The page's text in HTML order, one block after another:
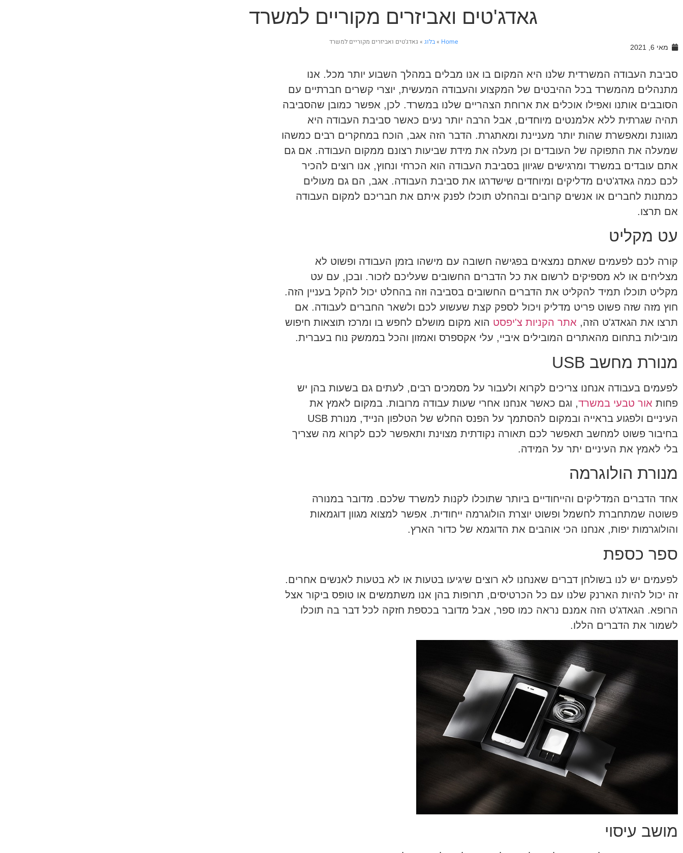
גאדג'טים ואביזרים מקוריים למשרד
Home
»בלוג » גאדג'טים ואביזרים מקוריים למשרד
מאי 6, 2021
סביבת העבודה המשרדית שלנו היא המקום בו אנו מבלים במהלך השבוע יותר מכל. אנו
מתנהלים מהמשרד בכל ההיבטים של המקצוע והעבודה המעשית, יוצרי קשרים חברתיים עם
הסובבים אותנו ואפילו אוכלים את ארוחת הצהריים שלנו במשרד. לכן, אפשר כמובן שהסביבה
תהיה שגרתית ללא אלמנטים מיוחדים, אבל הרבה יותר נעים כאשר סביבת העבודה היא
מגוונת ומאפשרת שהות יותר מעניינת ומאתגרת. הדבר הזה אגב, הוכח במחקרים רבים כמשהו
שמעלה את התפוקה של העובדים וכן מעלה את מידת שביעות רצונם ממקום העבודה. אם גם
אתם עובדים במשרד ומרגישים שגיוון בסביבת העבודה הוא הכרחי ונחוץ, אנו רוצים להכיר
לכם כמה גאדג'טים מדליקים ומיוחדים שישדרגו את סביבת העבודה. אגב, הם גם מעולים
כמתנות לחברים או אנשים קרובים ובהחלט תוכלו לפנק איתם את חבריכם למקום העבודה
אם תרצו.
עט מקליט
קורה לכם לפעמים שאתם נמצאים בפגישה חשובה עם מישהו בזמן העבודה ופשוט לא
מצליחים או לא מספיקים לרשום את כל הדברים החשובים שעליכם לזכור. ובכן, עם עט
מקליט תוכלו תמיד להקליט את הדברים החשובים בסביבה וזה בהחלט יכול להקל בעניין הזה.
חוץ מזה שזה פשוט פריט מדליק ויכול לספק קצת שעשוע לכם ולשאר החברים לעבודה. אם
תרצו את הגאדג'ט הזה, אתר הקניות צ'יפסט הוא מקום מושלם לחפש בו ומרכז תוצאות חיפוש
מובילות בתחום מהאתרים המובילים איביי, עלי אקספרס ואמזון והכל בממשק נוח בעברית.
מנורת מחשב USB
לפעמים בעבודה אנחנו צריכים לקרוא ולעבור על מסמכים רבים, לעתים גם בשעות בהן יש
פחות אור טבעי במשרד, וגם כאשר אנחנו אחרי שעות עבודה מרובות. במקום לאמץ את
העיניים ולפגוע בראייה ובמקום להסתמך על הפנס החלש של הטלפון הנייד, מנורת USB
בחיבור פשוט למחשב תאפשר לכם תאורה נקודתית מצוינת ותאפשר לכם לקרוא מה שצריך
בלי לאמץ את העיניים יתר על המידה.
מנורת הולוגרמה
אחד הדברים המדליקים והייחודיים ביותר שתוכלו לקנות למשרד שלכם. מדובר במנורה
פשוטה שמתחברת לחשמל ופשוט יוצרת הולוגרמה ייחודית. אפשר למצוא מגוון דוגמאות
והולוגרמות יפות, אנחנו הכי אוהבים את הדוגמא של כדור הארץ.
ספר כספת
לפעמים יש לנו בשולחן דברים שאנחנו לא רוצים שיגיעו בטעות או לא בטעות לאנשים אחרים.
זה יכול להיות הארנק שלנו עם כל הכרטיסים, תרופות בהן אנו משתמשים או טופס ביקור אצל
הרופא. הגאדג'ט הזה אמנם נראה כמו ספר, אבל מדובר בכספת חזקה לכל דבר בה תוכלו
לשמור את הדברים הללו.
מושב עיסוי